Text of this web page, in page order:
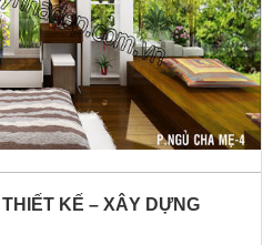
KẾ – XÂY DỰNG